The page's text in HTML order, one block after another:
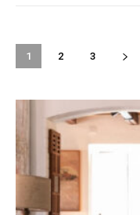
1 2 3